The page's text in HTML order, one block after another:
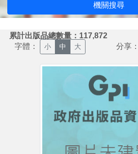
機關搜尋
累計出版品總數量：117,872
字體： 小 中 大 分享：